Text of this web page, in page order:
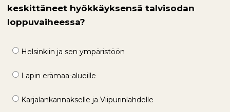
keskittäneet hyökkäyksensä talvisodan
loppuvaiheessa?
Helsinkiin ja sen ympäristöön
Lapin erämaa-alueille
Karjalankannakselle ja Viipurinlahdelle